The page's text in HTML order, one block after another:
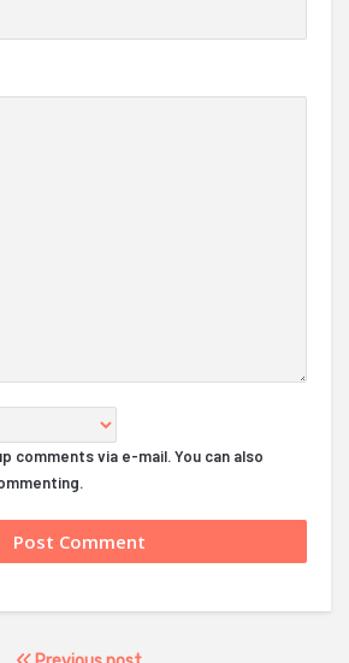
comments via e-mail. You can also